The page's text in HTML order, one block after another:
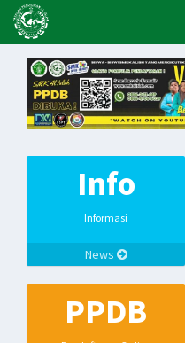
Info
Informasi
News
PPDB